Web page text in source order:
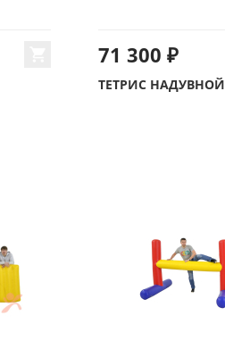
71 300 ₽
ТЕТРИС НАДУВНОЙ